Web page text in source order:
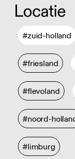
Locatie
#zuid-holland
#friesland
#flevoland
#noord-
#limburg